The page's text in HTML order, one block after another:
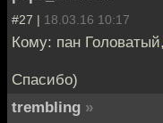
#27 | 18.03.16 10:17
Кому: пан Головатый,
Спасибо)
trembling »